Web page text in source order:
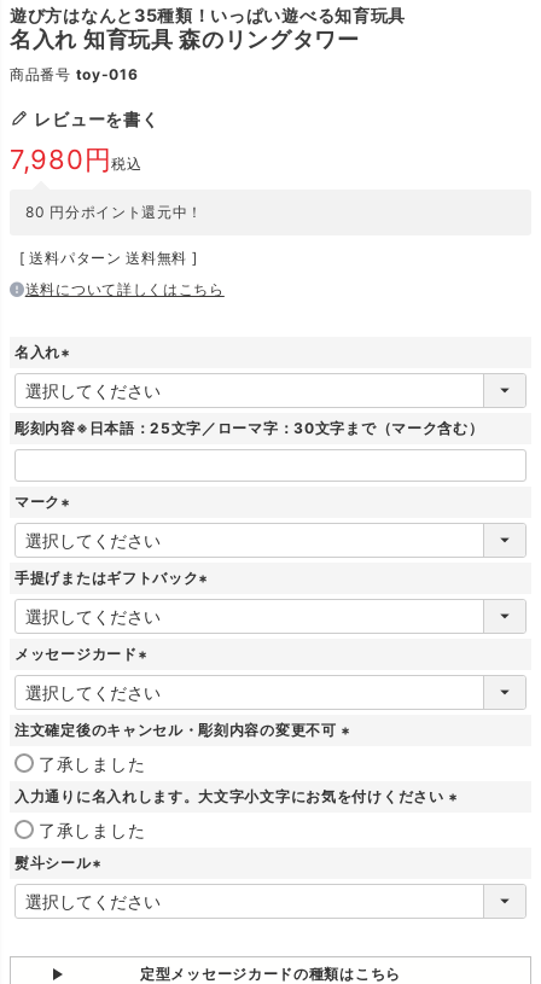
遊び方はなんと35種類！いっぱい遊べる知育玩具
名入れ 知育玩具 森のリングタワー
商品番号 toy-016
レビューを書く
7,980 税込
80 円分ポイント還元中！
送料パターン 送料無料
送料について詳しくはこちら
名入れ
(
必
須
彫刻内容※日本語：25文字／ローマ字：30文字まで（マーク含む）
マーク
(
必
須
手提げまたはギフトバック
(
メッセージカード
(
必
須
注文確定後のキャンセル・彫刻内容の変更不可
須
了承しました
入力通りに名入れします。大文字小文字にお気を付けください
)
了承しました
熨斗シール
(
必
)
定型メッセージカードの種類はこちら